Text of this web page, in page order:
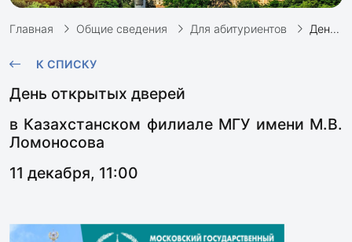
Главная Общие сведения Для абитуриентов День открытых дверей: 11 декабря, 11:00
К СПИСКУ
День открытых дверей
в Казахстанском филиале МГУ имени М.В.
Ломоносова
11 декабря, 11:00